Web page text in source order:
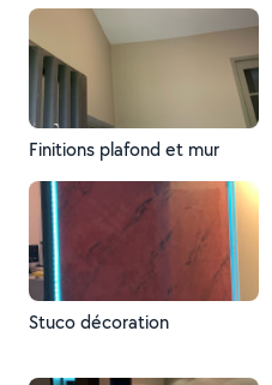
Finitions plafond et mur
Stuco décoration